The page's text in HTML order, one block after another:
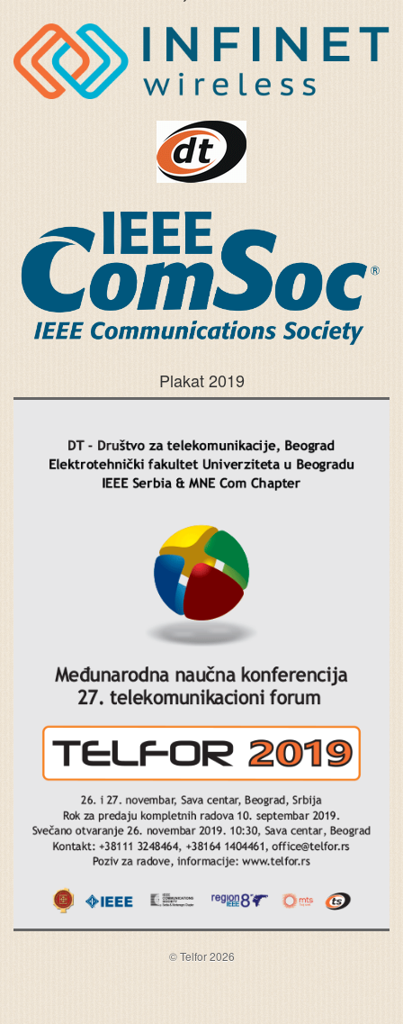
Plakat 2019
© Telfor 2026